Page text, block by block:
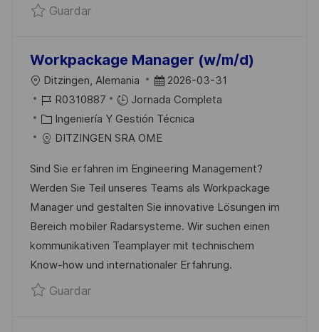
C
I
Ó
N
GuardarGuardar Solution Architecte Cloud
Workpackage Manager (w/m/d)
U
B
C
C
Ó
N
Ditzingen, Alemania
F
E
C
H
D
E
P
U
B
L
2026-03-31
I
D
D
E
M
P
L
E
O
R0310887
Jornada Completa
C
A
E
G
O
R
Í
A
Ingeniería Y Gestión Técnica
DITZINGEN SRA OME
Sind Sie erfahren im Engineering Management?
Werden Sie Teil unseres Teams als Workpackage
Manager und gestalten Sie innovative Lösungen im
Bereich mobiler Radarsysteme. Wir suchen einen
kommunikativen Teamplayer mit technischem
Know-how und internationaler Erfahrung.
GuardarGuardar Workpackage Manager (w/m/d)